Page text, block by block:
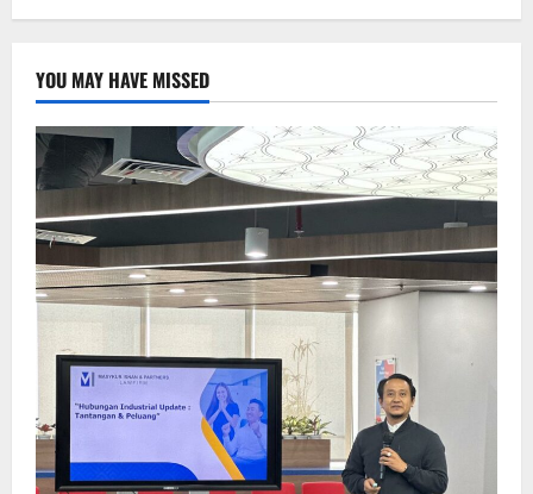
YOU MAY HAVE MISSED